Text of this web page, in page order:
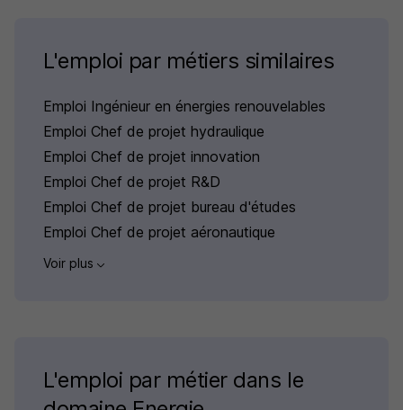
L'emploi par métiers similaires
Emploi Ingénieur en énergies renouvelables
Emploi Chef de projet hydraulique
Emploi Chef de projet innovation
Emploi Chef de projet R&D
Emploi Chef de projet bureau d'études
Emploi Chef de projet aéronautique
Voir plus
L'emploi par métier dans le